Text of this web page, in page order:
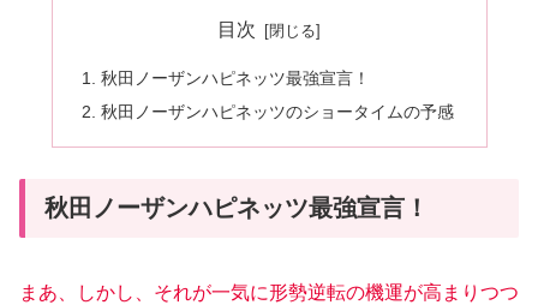
目次
秋田ノーザンハピネッツ最強宣言！
秋田ノーザンハピネッツのショータイムの予感
秋田ノーザンハピネッツ最強宣言！
まあ、しかし、それが一気に形勢逆転の機運が高まりつつ